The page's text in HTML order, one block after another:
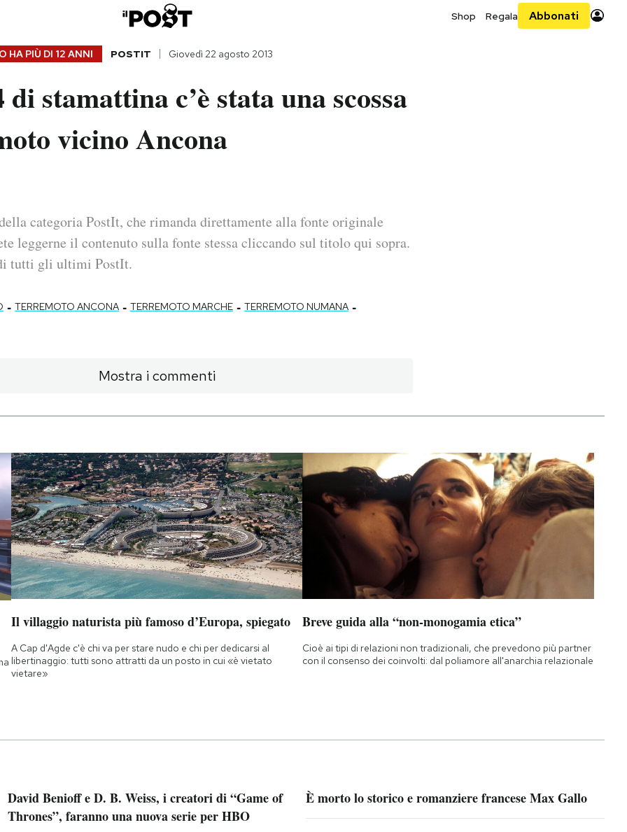
Shop Regala Abbonati
HA PIÙ DI 12 ANNI POSTIT Giovedì 22 agosto 2013
stamattina c’è stata una scossa
vicino Ancona
categoria PostIt, che rimanda direttamente alla fonte originale
leggerne il contenuto sulla fonte stessa cliccando sul titolo qui sopra.
tutti gli ultimi PostIt.
- TERREMOTO ANCONA - TERREMOTO MARCHE - TERREMOTO NUMANA -
Mostra i commenti
Il villaggio naturista più famoso d’Europa, spiegato
A Cap d'Agde c'è chi va per stare nudo e chi per dedicarsi al
libertinaggio: tutti sono attratti da un posto in cui «è vietato
vietare»
Breve guida alla “non-monogamia etica”
Cioè ai tipi di relazioni non tradizionali, che prevedono più partner
con il consenso dei coinvolti: dal poliamore all'anarchia relazionale
David Benioff e D. B. Weiss, i creatori di “Game of
Thrones”, faranno una nuova serie per HBO
È morto lo storico e romanziere francese Max Gallo